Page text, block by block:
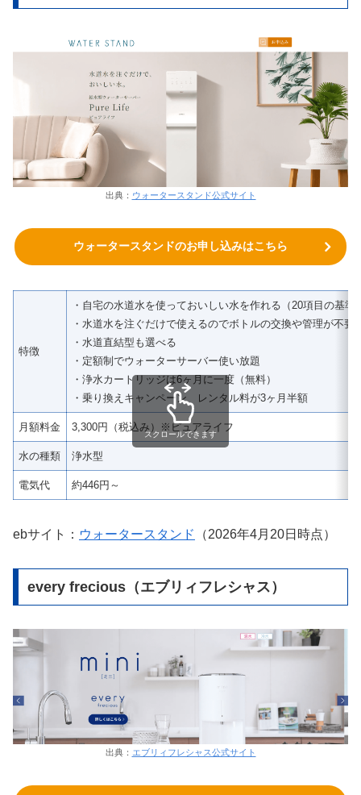
出典： ウォータースタンド公式サイト
ウォータースタンドのお申し込みはこちら
特徴
・自宅の水道水を使っておいしい水を作れる（20項目の基準
・水道水を注ぐだけで使えるのでボトルの交換や管理が不要
・水道直結型も選べる
・定額制でウォーターサーバー使い放題
・浄水カートリッジは6ヶ月に一度（無料）
・乗り換えキャンペーン レンタル料が3ヶ月半額
月額料金 3,300円（税込み）※ピュアライフ
水の種類 浄水型
電気代 約446円～
スクロールできます
ebサイト： ウォータースタンド （2026年4月20日時点）
every frecious（エブリィフレシャス）
出典： エブリィフレシャス公式サイト